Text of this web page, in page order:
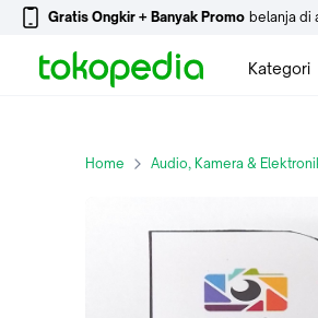
Gratis Ongkir + Banyak Promo belanja di
Kategori
LCD For Camera Canon Dslr
Home Audio, Kamera &